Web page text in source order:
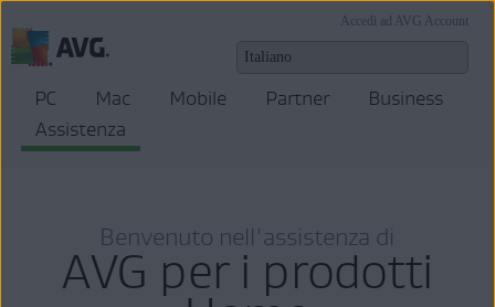
Accedi ad AVG Account
PC Mac Mobile Partner
Business
Assistenza
Benvenuto nell'assistenza di
AVG per i prodotti